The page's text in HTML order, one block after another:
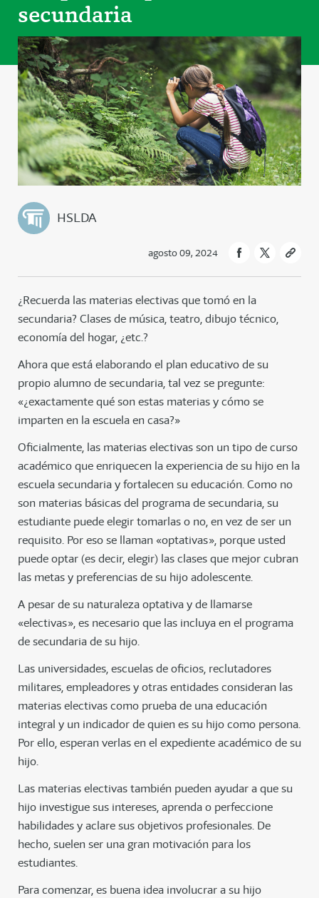
secundaria
HSLDA
agosto 09, 2024
¿Recuerda las materias electivas que tomó en la
secundaria? Clases de música, teatro, dibujo técnico,
economía del hogar, ¿etc.?
Ahora que está elaborando el plan educativo de su
propio alumno de secundaria, tal vez se pregunte:
«¿exactamente qué son estas materias y cómo se
imparten en la escuela en casa?»
Oficialmente, las materias electivas son un tipo de curso
académico que enriquecen la experiencia de su hijo en la
escuela secundaria y fortalecen su educación. Como no
son materias básicas del programa de secundaria, su
estudiante puede elegir tomarlas o no, en vez de ser un
requisito. Por eso se llaman «optativas», porque usted
puede optar (es decir, elegir) las clases que mejor cubran
las metas y preferencias de su hijo adolescente.
A pesar de su naturaleza optativa y de llamarse
«electivas», es necesario que las incluya en el programa
de secundaria de su hijo.
Las universidades, escuelas de oficios, reclutadores
militares, empleadores y otras entidades consideran las
materias electivas como prueba de una educación
integral y un indicador de quien es su hijo como persona.
Por ello, esperan verlas en el expediente académico de su
hijo.
Las materias electivas también pueden ayudar a que su
hijo investigue sus intereses, aprenda o perfeccione
habilidades y aclare sus objetivos profesionales. De
hecho, suelen ser una gran motivación para los
estudiantes.
Para comenzar, es buena idea involucrar a su hijo